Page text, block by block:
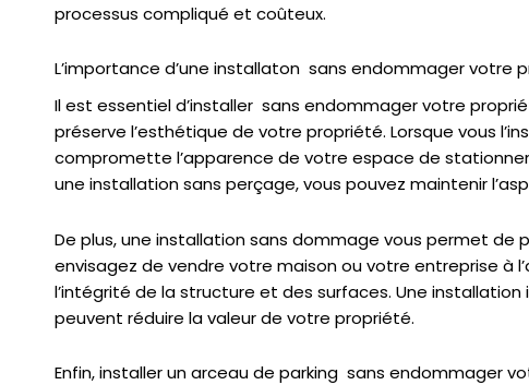
processus compliqué et coûteux.
L’importance d’une installaton sans endommager votre
Il est essentiel d’installer sans endommager votre
préserve l’esthétique de votre propriété. Lorsque vous
compromette l’apparence de votre espace de
une installation sans perçage, vous pouvez maintenir
De plus, une installation sans dommage vous permet de
envisagez de vendre votre maison ou votre entreprise à
l’intégrité de la structure et des surfaces. Une
peuvent réduire la valeur de votre propriété.
Enfin, installer un arceau de parking sans endommager